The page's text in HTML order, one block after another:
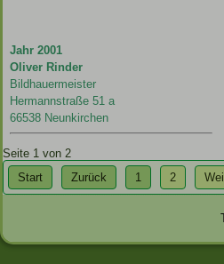
Jahr 2001
Oliver Rinder
Bildhauermeister
Hermannstraße 51 a
66538 Neunkirchen
Seite 1 von 2
Start
Zurück 1 2